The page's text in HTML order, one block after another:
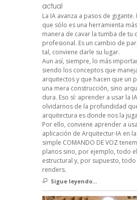
actual
La IA avanza a pasos de
que sólo es una herramienta
manera de cavar la tumba de tu
profesional. Es un cambio de
tal, conviene darle su lugar.
Aun así, siempre, lo más
siendo los conceptos que
arquitectos y que hacen que un
una mera construcción, sino
dura. Eso sí: aprender a usar la
olvidarnos de la profundidad
arquitectura es donde nos la
Por ello, conviene aprender a
aplicación de Arquitectur-IA en
simple COMANDO DE VOZ
planos sino, por ejemplo, todo
estructural y, por supuesto,
renders.
Sigue leyendo...